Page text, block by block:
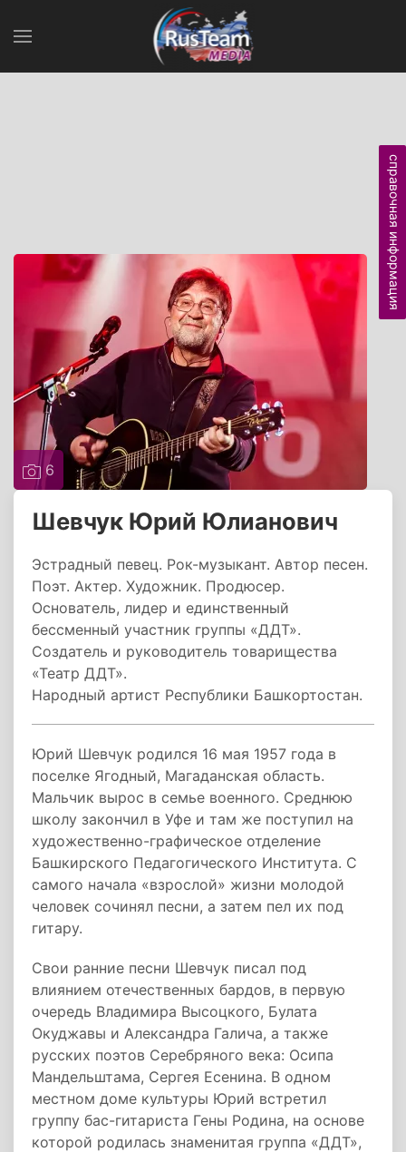
6
Шевчук Юрий Юлианович
Эстрадный певец. Рок-музыкант. Автор песен.
Поэт. Актер. Художник. Продюсер.
Основатель, лидер и единственный
бессменный участник группы «ДДТ».
Создатель и руководитель товарищества
«Театр ДДТ».
Народный артист Республики Башкортостан.
Юрий Шевчук родился 16 мая 1957 года в
поселке Ягодный, Магаданская область.
Мальчик вырос в семье военного. Среднюю
школу закончил в Уфе и там же поступил на
художественно-графическое отделение
Башкирского Педагогического Института. С
самого начала «взрослой» жизни молодой
человек сочинял песни, а затем пел их под
гитару.
Свои ранние песни Шевчук писал под
влиянием отечественных бардов, в первую
очередь Владимира Высоцкого, Булата
Окуджавы и Александра Галича, а также
русских поэтов Серебряного века: Осипа
Мандельштама, Сергея Есенина. В одном
местном доме культуры Юрий встретил
группу бас-гитариста Гены Родина, на основе
которой родилась знаменитая группа «ДДТ»,
справочная информация